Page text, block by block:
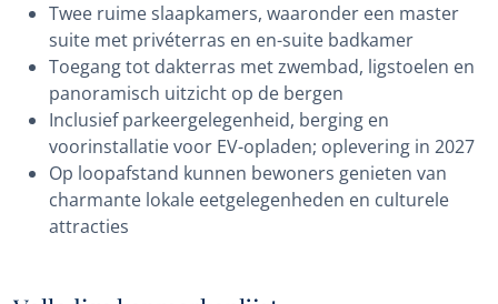
Twee ruime slaapkamers, waaronder een master
suite met privéterras en en-suite badkamer
Toegang tot dakterras met zwembad, ligstoelen en
panoramisch uitzicht op de bergen
Inclusief parkeergelegenheid, berging en
voorinstallatie voor EV-opladen; oplevering in 2027
Op loopafstand kunnen bewoners genieten van
charmante lokale eetgelegenheden en culturele
attracties